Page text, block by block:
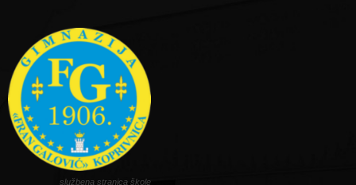
službena stranica škole